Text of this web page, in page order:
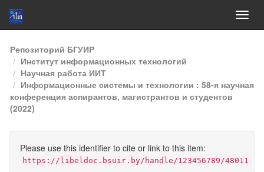
Skip
navigation
Репозиторий БГУИР
Институт информационных технологий
Научная работа ИИТ
Информационные системы и технологии : 58-я научная
конференция аспирантов, магистрантов и студентов
(2022)
Please use this identifier to cite or link to this item:
https://libeldoc.bsuir.by/handle/123456789/48011